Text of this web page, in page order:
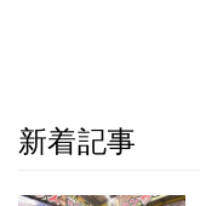
新着記事